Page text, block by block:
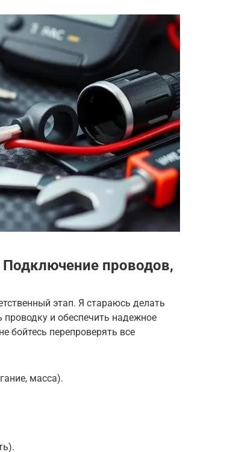
проводов,
этап. Я стараюсь делать
и обеспечить надежное
бойтесь перепроверять все
масса).